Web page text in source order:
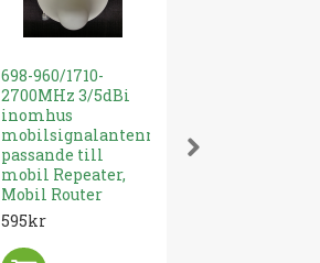
698-960/1710-
2700MHz 3/5dBi
inomhus
mobilsignalantenn
passande till
mobil Repeater,
Mobil Router
595kr